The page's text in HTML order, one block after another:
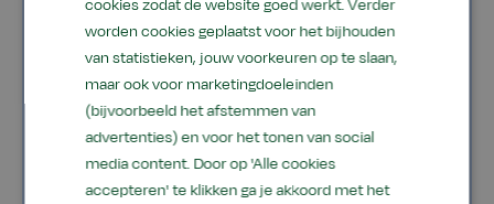
Teamleider beroepsgerichte vakken/groen:
mevrouw H. Vos
Teamleider onderbouw: Mevrouw S. van
Dam
Teamleider bovenbouw: De heer J. van der
Wal
cookies zodat de website goed werkt. Verder
worden cookies geplaatst voor het bijhouden
van statistieken, jouw voorkeuren op te slaan,
maar ook voor marketingdoeleinden
(bijvoorbeeld het afstemmen van
advertenties) en voor het tonen van social
media content. Door op 'Alle cookies
accepteren' te klikken ga je akkoord met het